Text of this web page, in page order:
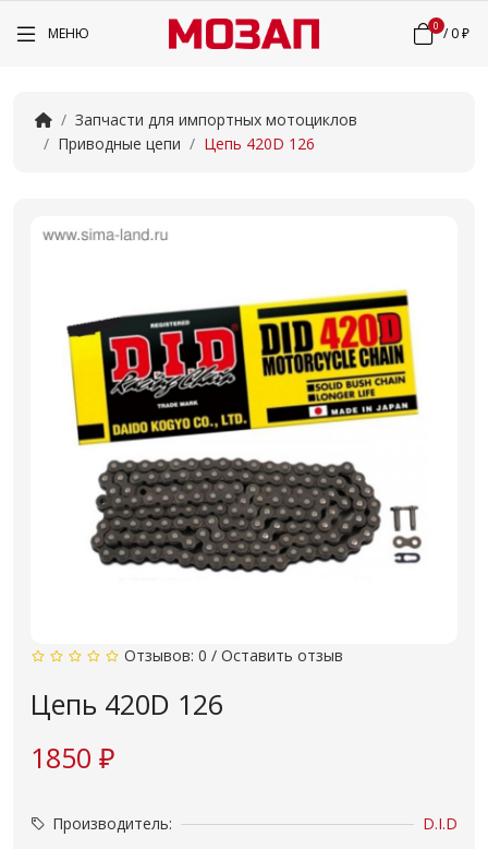
МЕНЮ 0 /0 ₽
Запчасти для импортных мотоциклов
Приводные цепи
Цепь 420D 126
Отзывов: 0 / Оставить отзыв
Цепь 420D 126
1850 ₽
Производитель:
D.I.D